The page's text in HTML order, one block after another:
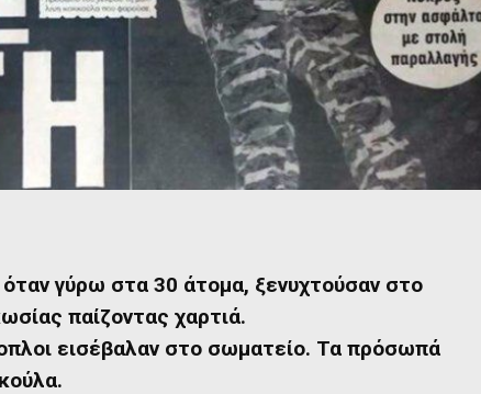
γύρω στα 30 άτομα, ξενυχτούσαν στο
παίζοντας χαρτιά.
εισέβαλαν στο σωματείο. Τα πρόσωπά